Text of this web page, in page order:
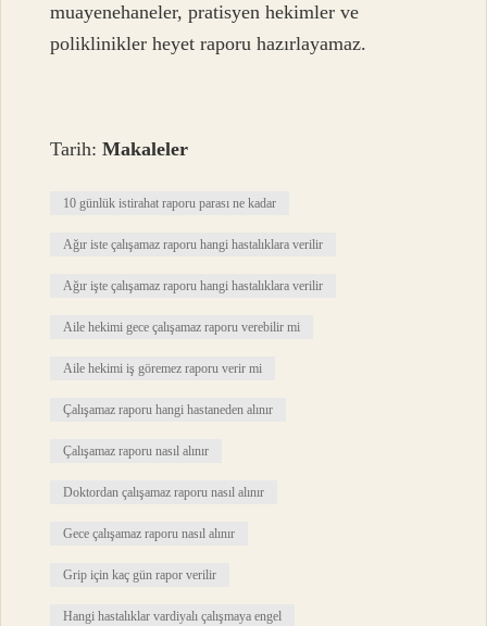
muayenehaneler, pratisyen hekimler ve
poliklinikler heyet raporu hazırlayamaz.
Tarih:Makaleler
10 günlük istirahat raporu parası ne kadar
Ağır iste çalışamaz raporu hangi hastalıklara verilir
Ağır işte çalışamaz raporu hangi hastalıklara verilir
Aile hekimi gece çalışamaz raporu verebilir mi
Aile hekimi iş göremez raporu verir mi
Çalışamaz raporu hangi hastaneden alınır
Çalışamaz raporu nasıl alınır
Doktordan çalışamaz raporu nasıl alınır
Gece çalışamaz raporu nasıl alınır
Grip için kaç gün rapor verilir
Hangi hastalıklar vardiyalı çalışmaya engel